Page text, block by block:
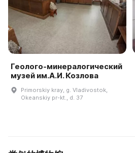
Геолого-минералогический
музей им.А.И. Козлова
Primorskiy kray, g. Vladivostok,
Okeanskiy pr-kt., d. 37